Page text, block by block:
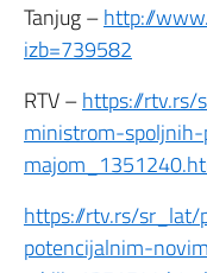
Tanjug –http://
izb=739582
RTV –https://
ministrom-
https://rtv.rs/
potencijalnim-